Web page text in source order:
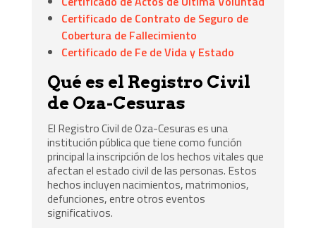
Certificado de Contrato de Seguro de
Cobertura de Fallecimiento
Certificado de Fe de Vida y Estado
Qué es el Registro Civil
de Oza-Cesuras
El Registro Civil de Oza-Cesuras es una
institución pública que tiene como función
principal la inscripción de los hechos vitales que
afectan el estado civil de las personas. Estos
hechos incluyen nacimientos, matrimonios,
defunciones, entre otros eventos
significativos.